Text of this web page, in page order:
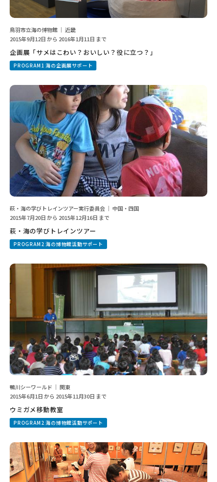
鳥羽市立海の博物館 ｜ 近畿
2015年9月12日 から 2016年1月11日 まで
企画展「サメはこわい？おいしい？役に立つ？」
PROGRAM1 海の企画展サポート
萩・海の学びトレインツアー実行委員会 ｜ 中国・四国
2015年7月20日 から 2015年12月16日 まで
萩・海の学びトレインツアー
PROGRAM2 海の博物館活動サポート
鴨川シーワールド ｜ 関東
2015年6月1日 から 2015年11月30日 まで
ウミガメ移動教室
PROGRAM2 海の博物館活動サポート